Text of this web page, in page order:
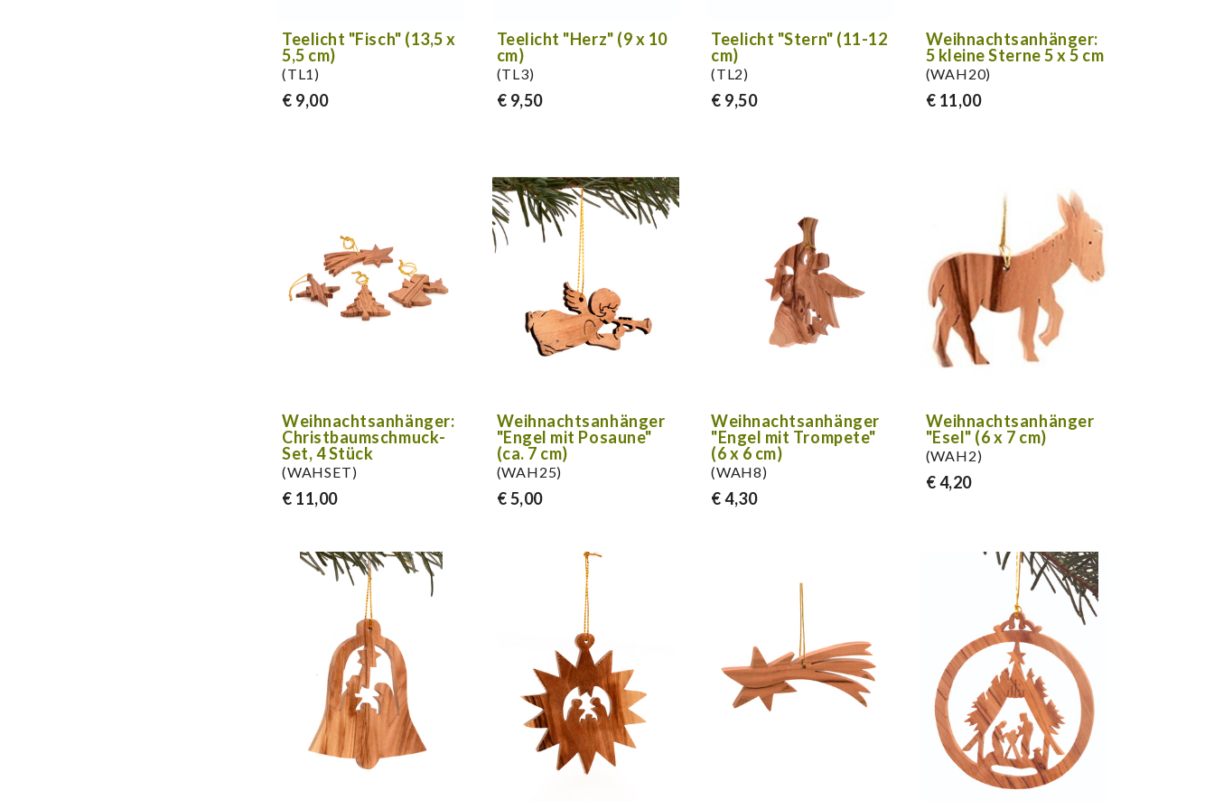
Teelicht "Fisch" (13,5 x
5,5 cm)
(TL1)
€ 9,00
Teelicht "Herz" (9 x 10
cm)
(TL3)
€ 9,50
Teelicht "Stern" (11-12
cm)
(TL2)
€ 9,50
Weihnachtsanhänger:
5 kleine Sterne 5 x 5 cm
(WAH20)
€ 11,00
Weihnachtsanhänger:
Christbaumschmuck-
Set, 4 Stück
(WAHSET)
€ 11,00
Weihnachtsanhänger
"Engel mit Posaune"
(ca. 7 cm)
(WAH25)
€ 5,00
Weihnachtsanhänger
"Engel mit Trompete"
(6 x 6 cm)
(WAH8)
€ 4,30
Weihnachtsanhänger
"Esel" (6 x 7 cm)
(WAH2)
€ 4,20